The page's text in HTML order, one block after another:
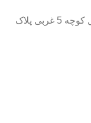
تهران جنت آباد جنوبی بلوار لاله 16متری اول کوچه 5 غربی پلاک